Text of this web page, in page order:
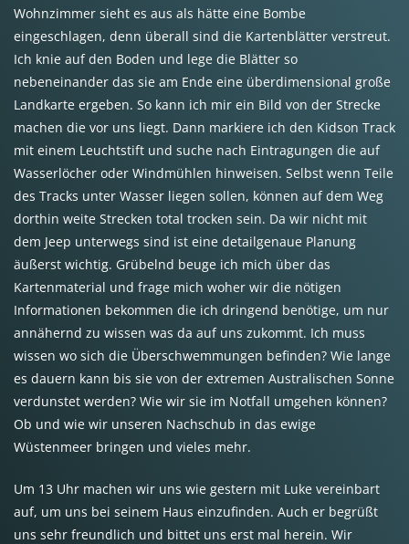
Wohnzimmer sieht es aus als hätte eine Bombe
eingeschlagen, denn überall sind die Kartenblätter verstreut.
Ich knie auf den Boden und lege die Blätter so
nebeneinander das sie am Ende eine überdimensional große
Landkarte ergeben. So kann ich mir ein Bild von der Strecke
machen die vor uns liegt. Dann markiere ich den Kidson Track
mit einem Leuchtstift und suche nach Eintragungen die auf
Wasserlöcher oder Windmühlen hinweisen. Selbst wenn Teile
des Tracks unter Wasser liegen sollen, können auf dem Weg
dorthin weite Strecken total trocken sein. Da wir nicht mit
dem Jeep unterwegs sind ist eine detailgenaue Planung
äußerst wichtig. Grübelnd beuge ich mich über das
Kartenmaterial und frage mich woher wir die nötigen
Informationen bekommen die ich dringend benötige, um nur
annähernd zu wissen was da auf uns zukommt. Ich muss
wissen wo sich die Überschwemmungen befinden? Wie lange
es dauern kann bis sie von der extremen Australischen Sonne
verdunstet werden? Wie wir sie im Notfall umgehen können?
Ob und wie wir unseren Nachschub in das ewige
Wüstenmeer bringen und vieles mehr.
Um 13 Uhr machen wir uns wie gestern mit Luke vereinbart
auf, um uns bei seinem Haus einzufinden. Auch er begrüßt
uns sehr freundlich und bittet uns erst mal herein. Wir